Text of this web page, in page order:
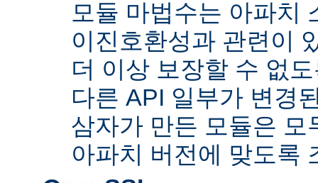
모듈 마법수는 아파치
이진호환성과 관련이
더 이상 보장할 수 없
다른 API 일부가 변경
삼자가 만든 모듈은
아파치 버전에 맞도록